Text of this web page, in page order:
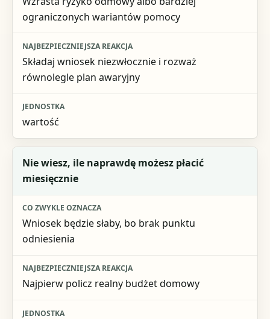
ograniczonych wariantów pomocy
Składaj wniosek niezwłocznie i rozważ
równolegle plan awaryjny
wartość
Nie wiesz, ile naprawdę możesz płacić
miesięcznie
Wniosek będzie słaby, bo brak punktu
odniesienia
Najpierw policz realny budżet domowy